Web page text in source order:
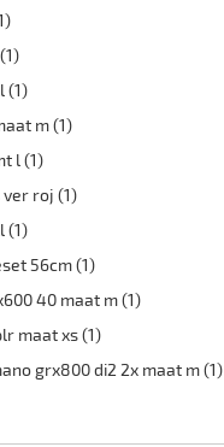
(1)
m (1)
l (1)
ver roj (1)
(1)
56cm (1)
40 maat m (1)
maat xs (1)
grx800 di2 2x maat m (1)